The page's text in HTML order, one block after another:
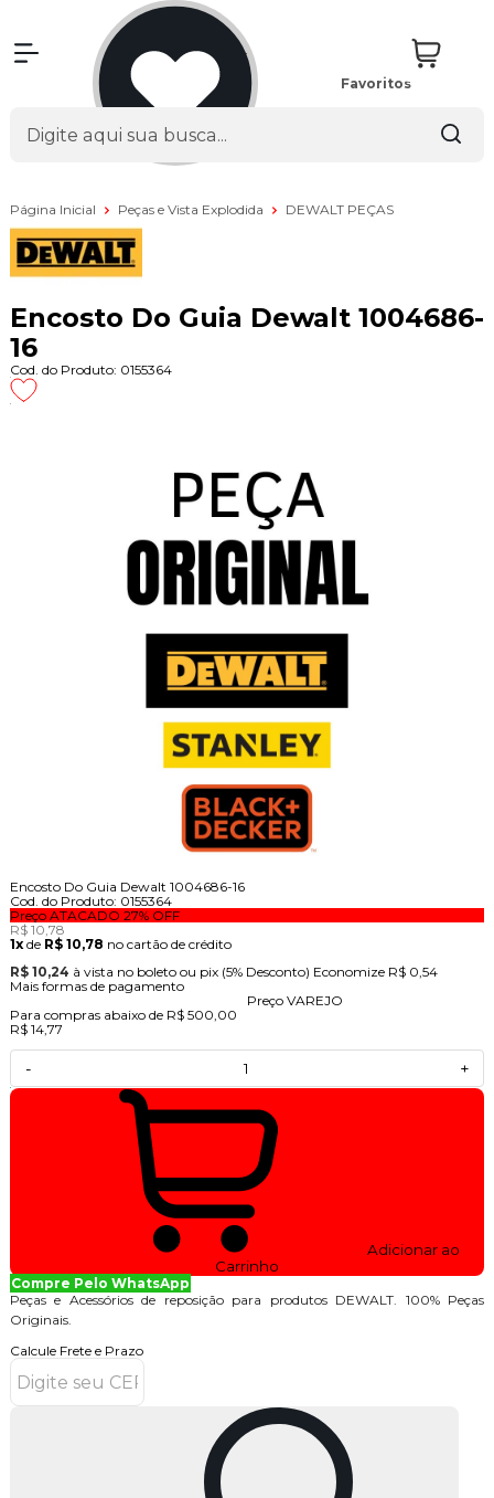
Favoritos
Página Inicial Peças e Vista Explodida DEWALT PEÇAS
Encosto Do Guia Dewalt 1004686-
16
Cod. do Produto: 0155364
Encosto Do Guia Dewalt 1004686-16
Cod. do Produto: 0155364
Preço ATACADO 27% OFF
R$ 10,78
1xde R$ 10,78 no cartão de crédito
R$ 10,24 à vista no boleto ou pix (5% Desconto) Economize R$ 0,54
Mais formas de pagamento
Preço VAREJO
Para compras abaixo de R$ 500,00
R$ 14,77
- +
Adicionar ao
Carrinho
Compre Pelo WhatsApp
Peças e Acessórios de reposição para produtos DEWALT. 100% Peças
Originais.
Calcule Frete e Prazo